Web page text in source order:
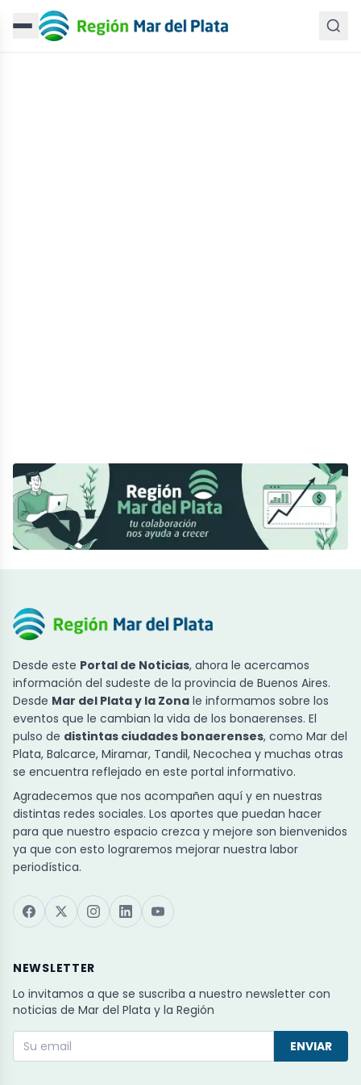
Desde este Portal de Noticias, ahora le acercamos
información del sudeste de la provincia de Buenos Aires.
Desde Mar del Plata y la Zona le informamos sobre los
eventos que le cambian la vida de los bonaerenses. El
pulso de distintas ciudades bonaerenses, como Mar del
Plata, Balcarce, Miramar, Tandil, Necochea y muchas otras
se encuentra reflejado en este portal informativo.
Agradecemos que nos acompañen aquí y en nuestras
distintas redes sociales. Los aportes que puedan hacer
para que nuestro espacio crezca y mejore son bienvenidos
ya que con esto lograremos mejorar nuestra labor
periodística.
NEWSLETTER
Lo invitamos a que se suscriba a nuestro newsletter con
noticias de Mar del Plata y la Región
ENVIAR